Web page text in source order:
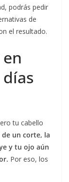
podrás pedir
de
el resultado.
tu cabello
de un corte, la
y tu ojo aún
Por eso, los